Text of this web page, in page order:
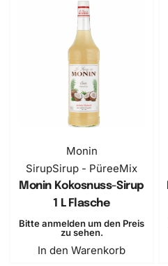
Monin
SirupSirup - PüreeMix
Monin Kokosnuss-Sirup
1 L Flasche
Bitte anmelden um den Preis
zu sehen.
In den Warenkorb